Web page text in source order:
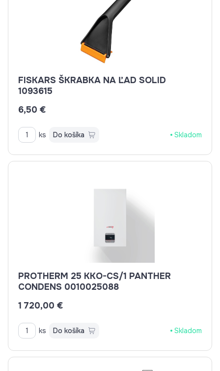
FISKARS ŠKRABKA NA ĽAD SOLID
1093615
6,50 €
ks Do košíka Skladom
PROTHERM 25 KKO-CS/1 PANTHER
CONDENS 0010025088
1 720,00 €
ks Do košíka Skladom